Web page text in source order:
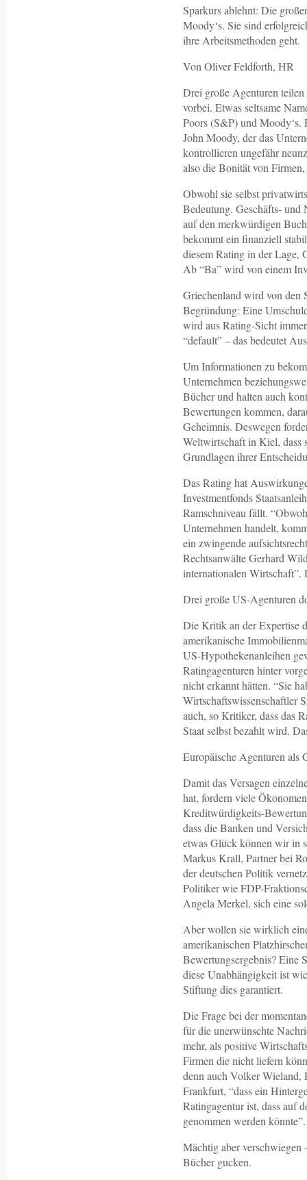
Sparkurs ablehnt: Die
Moody‘s. Sie sind
ihre Arbeitsmethoden geht.
Von Oliver Feldforth, HR
Drei große Agenturen
vorbei. Etwas seltsame
Poors (S&P) und Moody‘s.
John Moody, der das
kontrollieren ungefähr
also die Bonität von
Obwohl sie selbst
Bedeutung. Geschäfts- und
auf den merkwürdigen
bekommt ein finanziell
diesem Rating in der Lage,
Ab “Ba” wird von einem
Griechenland wird von den
Begründung: Eine
wird aus Rating-Sicht
“default” – das bedeutet
Um Informationen zu
Unternehmen
Bücher und halten auch
Bewertungen kommen,
Geheimnis. Deswegen
Weltwirtschaft in Kiel, dass
Grundlagen ihrer
Das Rating hat
Investmentfonds
Ramschniveau fällt.
Unternehmen handelt,
ein zwingende
Rechtsanwälte Gerhard
internationalen Wirtschaft”.
Drei große US-Agenturen
Die Kritik an der Expertise
amerikanische
US-Hypothekenanleihen
Ratingagenturen hinter
nicht erkannt hätten. “Sie
Wirtschaftswissenschaftler
auch, so Kritiker, dass das
Staat selbst bezahlt wird.
Europäische Agenturen als
Damit das Versagen
hat, fordern viele
Kreditwürdigkeits-
dass die Banken und
etwas Glück können wir in
Markus Krall, Partner bei
der deutschen Politik
Politiker wie FDP-
Angela Merkel, sich eine
Aber wollen sie wirklich
amerikanischen
Bewertungsergebnis? Eine
diese Unabhängigkeit ist
Stiftung dies garantiert.
Die Frage bei der
für die unerwünschte
mehr, als positive
Firmen die nicht liefern
denn auch Volker Wieland,
Frankfurt, “dass ein
Ratingagentur ist, dass auf
genommen werden könnte”.
Mächtig aber verschwiegen
Bücher gucken.